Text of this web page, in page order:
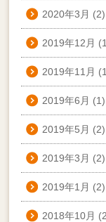
2020年3月 (2)
2019年12月
2019年11月
2019年6月 (1)
2019年5月 (2)
2019年3月 (2)
2019年1月 (2)
2018年10月